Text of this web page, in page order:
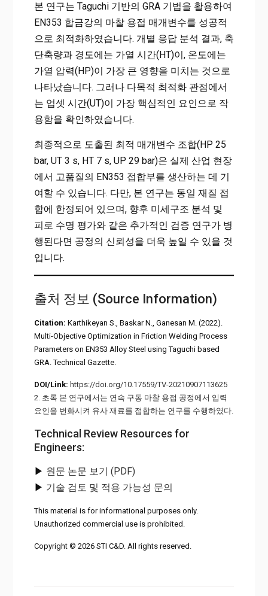
본 연구는 Taguchi 기반의 GRA 기법을 활용하여
EN353 합금강의 마찰 용접 매개변수를 성공적
으로 최적화하였습니다. 개별 응답 분석 결과, 축
단축량과 경도에는 가열 시간(HT)이, 온도에는
가열 압력(HP)이 가장 큰 영향을 미치는 것으로
나타났습니다. 그러나 다목적 최적화 관점에서
는 업셋 시간(UT)이 가장 핵심적인 요인으로 작
용함을 확인하였습니다.
최종적으로 도출된 최적 매개변수 조합(HP 25
bar, UT 3 s, HT 7 s, UP 29 bar)은 실제 산업 현장
에서 고품질의 EN353 접합부를 생산하는 데 기
여할 수 있습니다. 다만, 본 연구는 동일 재질 접
합에 한정되어 있으며, 향후 미세구조 분석 및
피로 수명 평가와 같은 추가적인 검증 연구가 병
행된다면 공정의 신뢰성을 더욱 높일 수 있을 것
입니다.
출처 정보 (Source Information)
Citation: Karthikeyan S., Baskar N., Ganesan M. (2022).
Multi-Objective Optimization in Friction Welding Process
Parameters on EN353 Alloy Steel using Taguchi based
GRA. Technical Gazette.
DOI/Link: https://doi.org/10.17559/TV-20210907113625
2. 초록 본 연구에서는 연속 구동 마찰 용접 공정에서 입력
요인을 변화시켜 유사 재료를 접합하는 연구를 수행하였다.
Technical Review Resources for
Engineers:
▶ 원문 논문 보기 (PDF)
▶ 기술 검토 및 적용 가능성 문의
This material is for informational purposes only.
Unauthorized commercial use is prohibited.
Copyright © 2026 STI C&D. All rights reserved.